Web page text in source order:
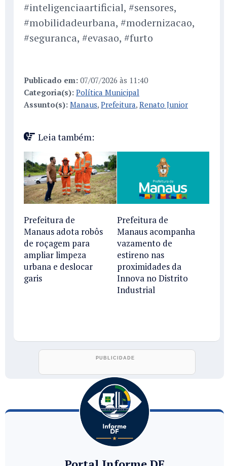
#inteligenciaartificial, #sensores,
#mobilidadeurbana, #modernizacao,
#seguranca, #evasao, #furto
Publicado em: 07/07/2026 às 11:40
Categoria(s): Política Municipal
Assunto(s): Manaus, Prefeitura, Renato Junior
Leia também:
Prefeitura de
Manaus adota robôs
de roçagem para
ampliar limpeza
urbana e deslocar
garis
Prefeitura de
Manaus acompanha
vazamento de
estireno nas
proximidades da
Innova no Distrito
Industrial